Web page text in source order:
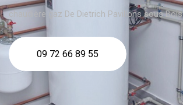
chaudière gaz De Dietrich Pavillons sous Bois
09 72 66 89 55